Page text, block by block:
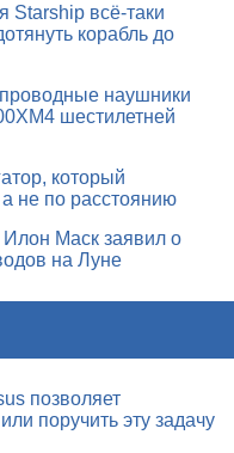
Starship всё-таки
корабль до
наушники
шестилетней
который
не по расстоянию
Маск заявил о
на Луне
позволяет
поручить эту задачу